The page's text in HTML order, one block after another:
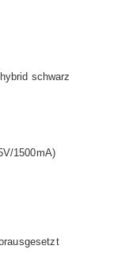
schwarz
1500mA)